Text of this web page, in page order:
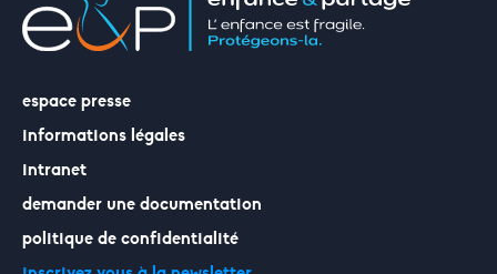
espace presse
informations légales
intranet
demander une documentation
politique de confidentialité